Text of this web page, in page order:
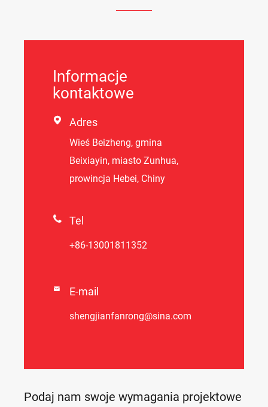
Informacje
kontaktowe
 Adres
Wieś Beizheng, gmina
Beixiayin, miasto Zunhua,
prowincja Hebei, Chiny
 Tel
+86-13001811352
 E-mail
shengjianfanrong@sina.com
Podaj nam swoje wymagania projektowe